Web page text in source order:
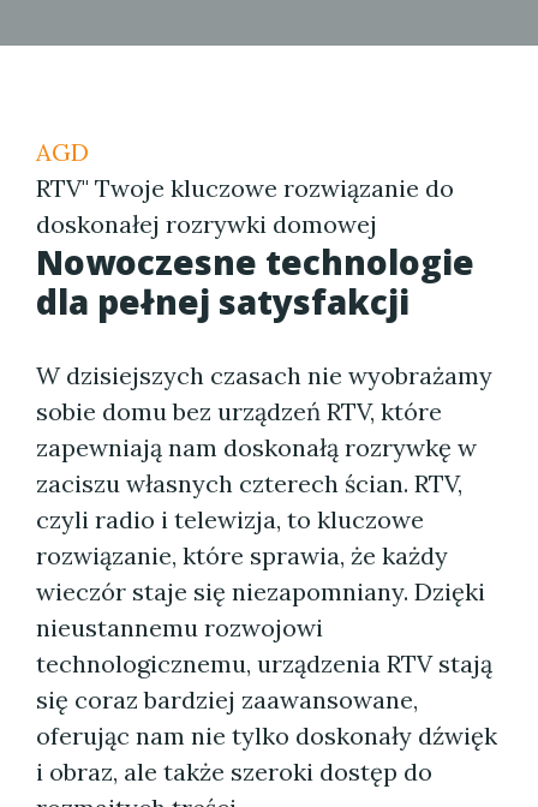
AGD
RTV" Twoje kluczowe rozwiązanie do
doskonałej rozrywki domowej
Nowoczesne technologie
dla pełnej satysfakcji
W dzisiejszych czasach nie wyobrażamy
sobie domu bez urządzeń RTV, które
zapewniają nam doskonałą rozrywkę w
zaciszu własnych czterech ścian. RTV,
czyli radio i telewizja, to kluczowe
rozwiązanie, które sprawia, że każdy
wieczór staje się niezapomniany. Dzięki
nieustannemu rozwojowi
technologicznemu, urządzenia RTV stają
się coraz bardziej zaawansowane,
oferując nam nie tylko doskonały dźwięk
i obraz, ale także szeroki dostęp do